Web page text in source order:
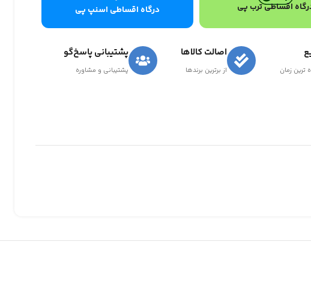
اقساطی ترب پی درگاه اقساطی اسنپ پی
ترین زمان
اصالت کالاها
از برترین برندها
پشتیبانی پاسخ‌گو
پشتیبانی و مشاوره